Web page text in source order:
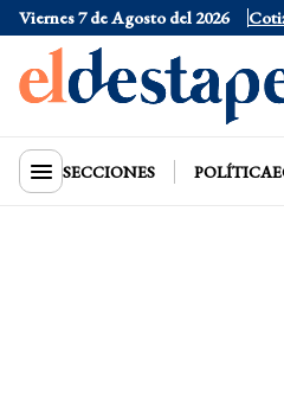
Viernes 7 de Agosto del 2026
Blue $1530 Dólar CCL
SECCIONES POLÍTICA